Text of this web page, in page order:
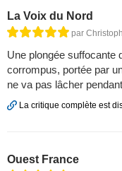
La Voix du Nord
par
Une plongée suffocante
corrompus, portée par
ne va pas lâcher
La critique complète est
Ouest France